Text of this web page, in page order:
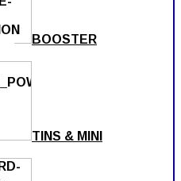
BOOSTER
TINS & MINI